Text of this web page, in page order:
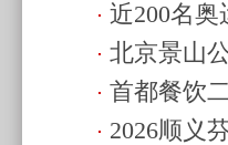
博园“斗鸢”
近200名奥
篷车”亮相
北京景山
先”绽放
首都餐饮
化创新传
2026顺义